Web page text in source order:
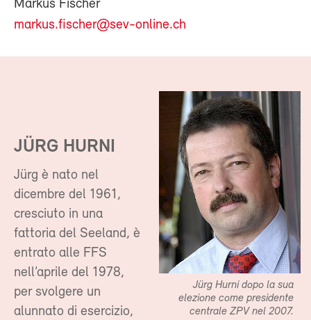
Markus Fischer
markus.fischer@sev-online.ch
Jürg Hurni dopo la sua
elezione come presidente
centrale ZPV nel 2007.
JÜRG HURNI
Jürg è nato nel
dicembre del 1961,
cresciuto in una
fattoria del Seeland, è
entrato alle FFS
nell’aprile del 1978,
per svolgere un
alunnato di esercizio,